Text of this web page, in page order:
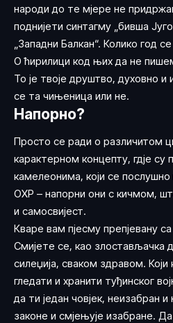
народи до те мјере не
поднијети синтагму „бивша
„Западни Балкан“. Колико год
О ћирилици код њих да не
То је твоје друштво, духовно
се та чињеница или не.
Напорно?
Просто се ради о различитом
карактерном концепту, гдје
камелеонима, који се послушно
ОХР – напорни они с кичмом,
и самосвијест.
Кваре вам пјесму препјевану са
Смијете се, као злостављачка
силеџија, сваком здравом.
гледати и хранити туђинског
да ти један човјек, неизабран
законе и смјењује изабране. Да